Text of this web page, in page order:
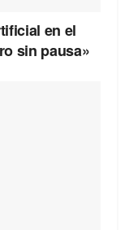
en el
sin pausa»